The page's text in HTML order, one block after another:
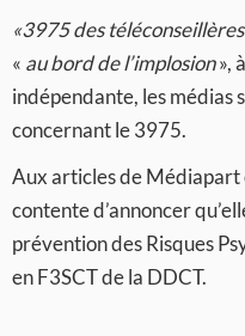
«3975 des
« au bord de l’implosion»,
indépendante, les médias
concernant le 3975.
Aux articles de Médiapart
contente d’annoncer
prévention des Risques
en F3SCT de la DDCT.